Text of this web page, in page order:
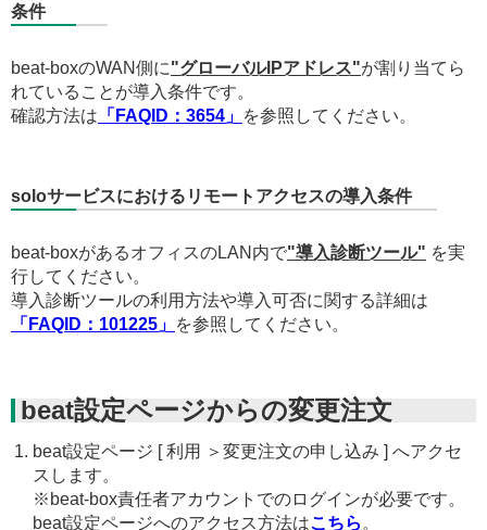
条件
beat-boxのWAN側に"グローバルIPアドレス"が割り当てら
れていることが導入条件です。
確認方法は 「FAQID：3654」 を参照してください。
soloサービスにおけるリモートアクセスの導入条件
beat-boxがあるオフィスのLAN内で"導入診断ツール" を実
行してください。
導入診断ツールの利用方法や導入可否に関する詳細は
「FAQID：101225」 を参照してください。
beat設定ページからの変更注文
beat設定ページ [ 利用 ＞変更注文の申し込み ] へアクセ
スします。
※beat-box責任者アカウントでのログインが必要です。
beat設定ページへのアクセス方法はこちら 。